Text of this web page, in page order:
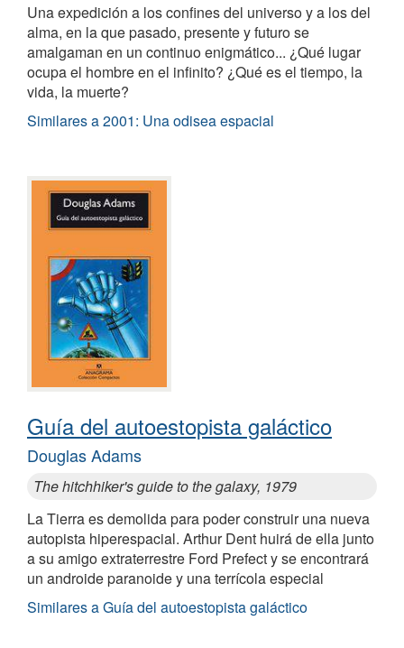
Una expedición a los confines del universo y a los del
alma, en la que pasado, presente y futuro se
amalgaman en un continuo enigmático... ¿Qué lugar
ocupa el hombre en el infinito? ¿Qué es el tiempo, la
vida, la muerte?
Similares a 2001: Una odisea espacial
Guía del autoestopista galáctico
Douglas Adams
The hitchhiker's guide to the galaxy, 1979
La Tierra es demolida para poder construir una nueva
autopista hiperespacial. Arthur Dent huirá de ella junto
a su amigo extraterrestre Ford Prefect y se encontrará
un androide paranoide y una terrícola especial
Similares a Guía del autoestopista galáctico